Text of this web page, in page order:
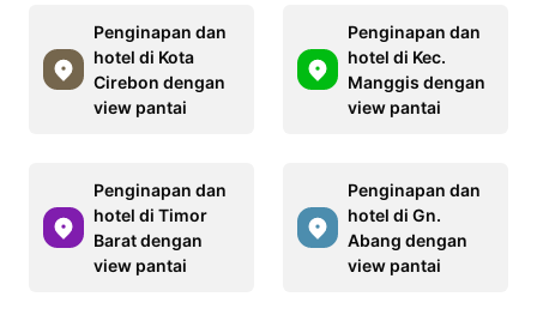
Penginapan dan
hotel di Kota
Cirebon dengan
view pantai
Penginapan dan
hotel di Kec.
Manggis dengan
view pantai
Penginapan dan
hotel di Timor
Barat dengan
view pantai
Penginapan dan
hotel di Gn.
Abang dengan
view pantai